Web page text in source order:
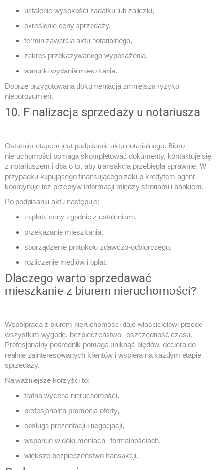
ustalenie wysokości zadatku lub zaliczki,
określenie ceny sprzedaży,
termin zawarcia aktu notarialnego,
zakres przekazywanego wyposażenia,
warunki wydania mieszkania.
Dobrze przygotowana dokumentacja zmniejsza ryzyko
nieporozumień.
10. Finalizacja sprzedaży u notariusza
Ostatnim etapem jest podpisanie aktu notarialnego. Biuro
nieruchomości pomaga skompletować dokumenty, kontaktuje się
z notariuszem i dba o to, aby transakcja przebiegła sprawnie. W
przypadku kupującego finansującego zakup kredytem agent
koordynuje też przepływ informacji między stronami i bankiem.
Po podpisaniu aktu następuje:
zapłata ceny zgodnie z ustaleniami,
przekazanie mieszkania,
sporządzenie protokołu zdawczo-odbiorczego,
rozliczenie mediów i opłat.
Dlaczego warto sprzedawać
mieszkanie z biurem nieruchomości?
Współpraca z biurem nieruchomości daje właścicielowi przede
wszystkim wygodę, bezpieczeństwo i oszczędność czasu.
Profesjonalny pośrednik pomaga uniknąć błędów, dociera do
realnie zainteresowanych klientów i wspiera na każdym etapie
sprzedaży.
Najważniejsze korzyści to:
trafna wycena nieruchomości,
profesjonalna promocja oferty,
obsługa prezentacji i negocjacji,
wsparcie w dokumentach i formalnościach,
większe bezpieczeństwo transakcji.